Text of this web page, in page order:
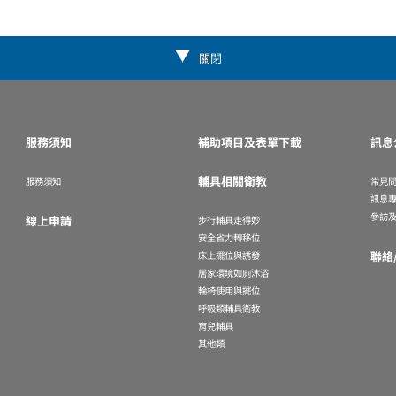
關閉
服務須知
服務須知
線上申請
補助項目及表單下載
輔具相關衛教
步行輔具走得妙
安全省力轉移位
床上擺位與誘發
居家環境如廁沐浴
輪椅使用與擺位
呼吸類輔具衛教
育兒輔具
其他類
訊
常見
訊息
參訪
聯